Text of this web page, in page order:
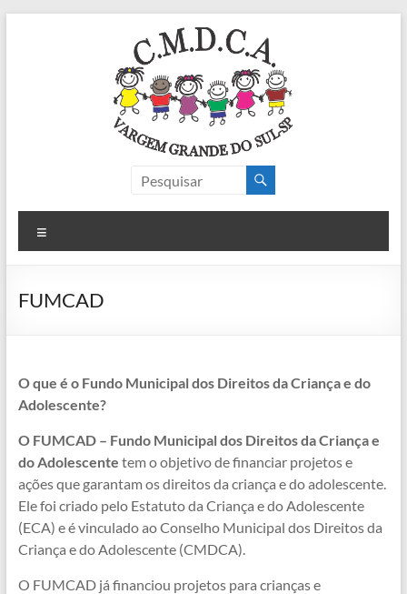
Conselho Municipal dos Direitos das Crianças e Adoelscentes
FUMCAD
O que é o Fundo Municipal dos Direitos da Criança e do
Adolescente?
O FUMCAD – Fundo Municipal dos Direitos da Criança e
do Adolescente tem o objetivo de financiar projetos e
ações que garantam os direitos da criança e do adolescente.
Ele foi criado pelo Estatuto da Criança e do Adolescente
(ECA) e é vinculado ao Conselho Municipal dos Direitos da
Criança e do Adolescente (CMDCA).
O FUMCAD já financiou projetos para crianças e